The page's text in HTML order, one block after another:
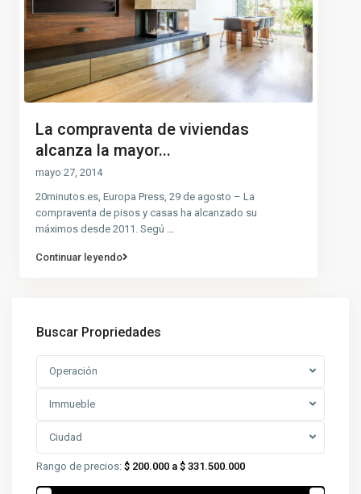
La compraventa de viviendas
alcanza la mayor...
mayo 27, 2014
20minutos.es, Europa Press, 29 de agosto – La
compraventa de pisos y casas ha alcanzado su
máximos desde 2011. Segú
Continuar leyendo
Buscar Propriedades
Operación
Immueble
Ciudad
Rango de precios: $ 200.000 a $ 331.500.000